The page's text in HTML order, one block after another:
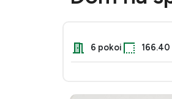
6 pokoi 166.40